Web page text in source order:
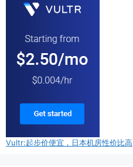
Vultr:起步价便宜，日本机房性价比高